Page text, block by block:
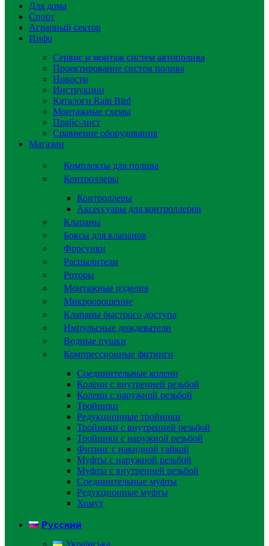
Для дома
Спорт
Аграрный сектор
Инфо
Сервис и монтаж систем автополива
Проектирование систем полива
Новости
Инструкции
Каталоги Rain Bird
Монтажные схемы
Прайс-лист
Сравнение оборудования
Магазин
Комплекты для полива
Контроллеры
Контроллеры
Аксессуары для контроллеров
Клапаны
Боксы для клапанов
Форсунки
Распылители
Роторы
Монтажные изделия
Микроорошение
Клапаны быстрого доступа
Импульсные дождеватели
Водные пушки
Компрессионные фитинги
Соединительные колени
Колени с внутренней резьбой
Колени с наружной резьбой
Тройники
Редукционные тройники
Тройники с внутренней резьбой
Тройники с наружной резьбой
Фитинг с накидной гайкой
Муфты с наружной резьбой
Муфты с внутренней резьбой
Соединительные муфты
Редукционные муфты
Хомут
Русский
Українська